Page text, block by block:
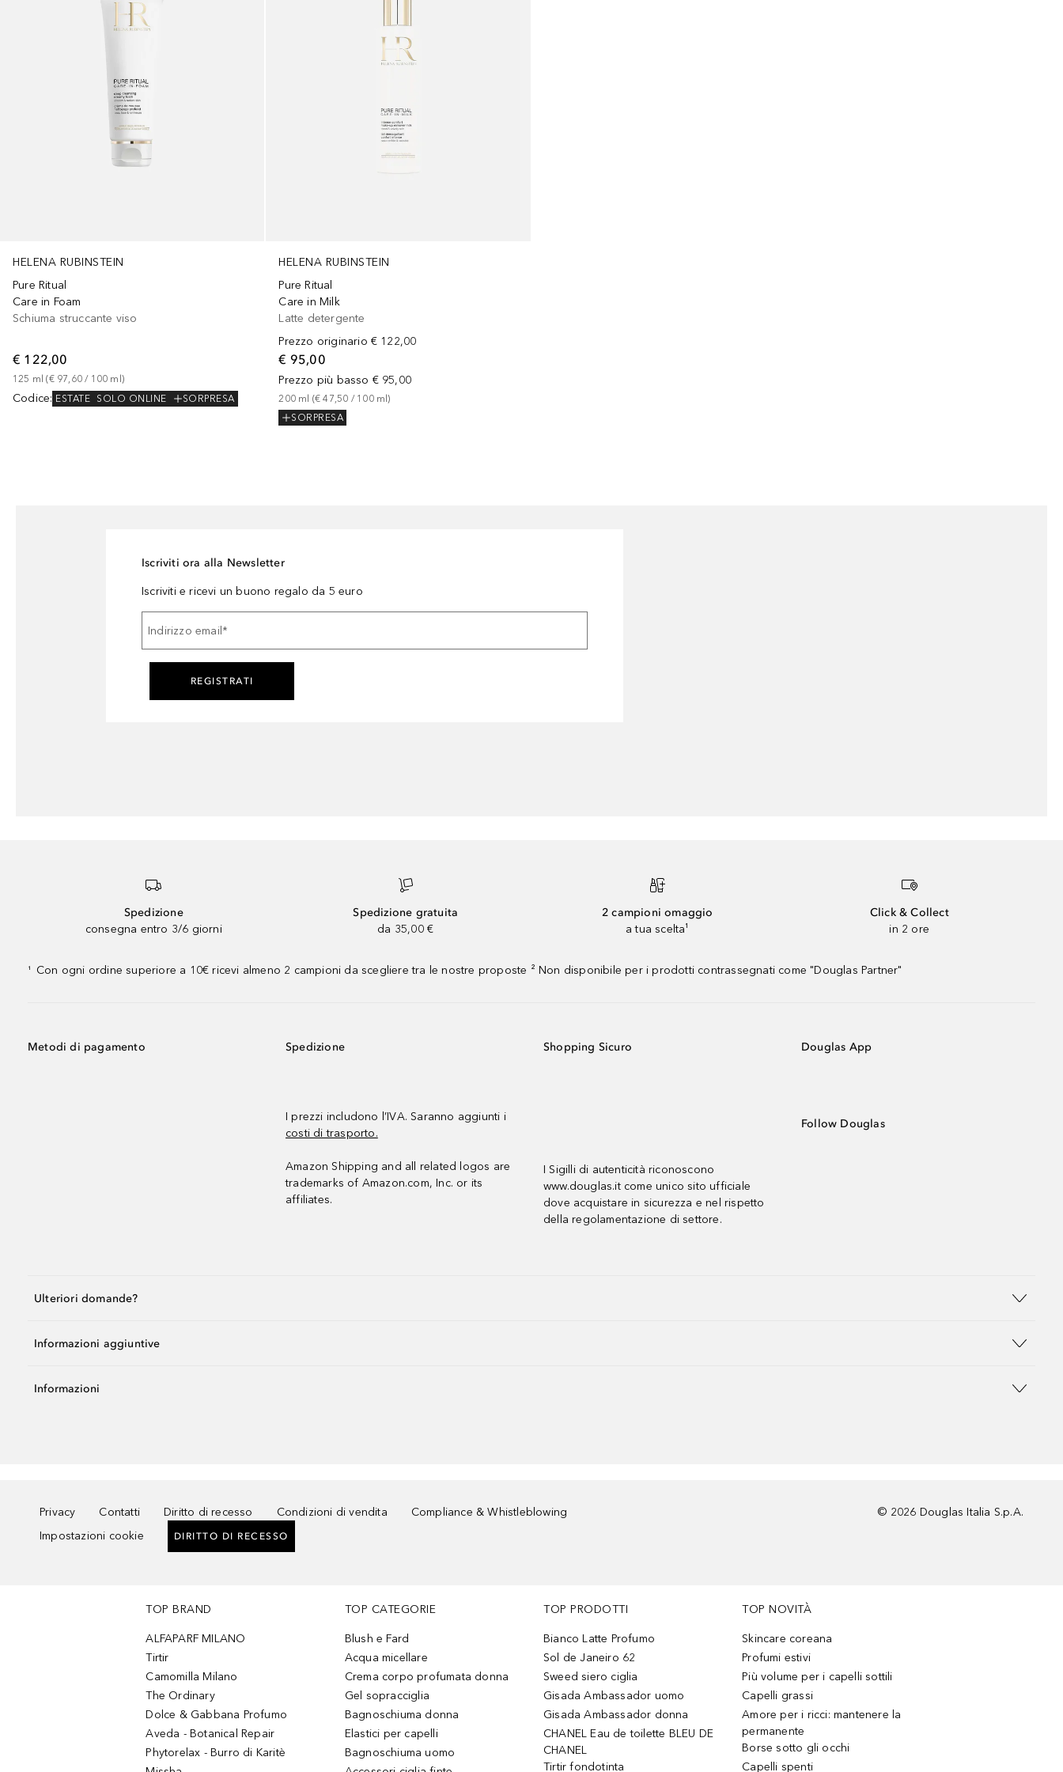
HELENA RUBINSTEIN
Pure Ritual
Care in Foam
Schiuma struccante viso
€ 122,00
125 ml (€ 97,60 / 100 ml )
Codice: ESTATE SOLO ONLINE SORPRESA
HELENA RUBINSTEIN
Pure Ritual
Care in Milk
Latte detergente
Prezzo originario € 122,00
€ 95,00
Prezzo più basso € 95,00
200 ml (€ 47,50 / 100 ml)
SORPRESA
Iscriviti ora alla Newsletter
Iscriviti e ricevi un buono regalo da 5 euro
Indirizzo email *
REGISTRATI
Spedizione
consegna entro 3/6 giorni
Spedizione gratuita
da 35,00 €
2 campioni omaggio
a tua scelta¹
Click & Collect
in 2 ore
¹ Con ogni ordine superiore a 10€ ricevi almeno 2 campioni da scegliere tra le nostre proposte ² Non disponibile per i prodotti contrassegnati come "Douglas Partner"
Metodi di pagamento Spedizione
I prezzi includono l’IVA. Saranno aggiunti i
costi di trasporto.
Amazon Shipping and all related logos are
trademarks of Amazon.com, Inc. or its
affiliates.
Shopping Sicuro
I Sigilli di autenticità riconoscono
www.douglas.it come unico sito ufficiale
dove acquistare in sicurezza e nel rispetto
della regolamentazione di settore.
Douglas App
Follow Douglas
Ulteriori domande?
Informazioni aggiuntive
Informazioni
Privacy Contatti Diritto di recesso Condizioni di vendita
Compliance & Whistleblowing
Impostazioni cookie
DIRITTO DI RECESSO
© 2026 Douglas Italia S.p.A.
TOP BRAND
ALFAPARF MILANO
Tirtir
Camomilla Milano
The Ordinary
Dolce & Gabbana Profumo
Aveda - Botanical Repair
Phytorelax - Burro di Karitè
TOP CATEGORIE
Blush e Fard
Acqua micellare
Crema corpo profumata donna
Gel sopracciglia
Bagnoschiuma donna
Elastici per capelli
Bagnoschiuma uomo
TOP PRODOTTI
Bianco Latte Profumo
Sol de Janeiro 62
Sweed siero ciglia
Gisada Ambassador uomo
Gisada Ambassador donna
CHANEL Eau de toilette BLEU DE
CHANEL
Tirtir fondotinta
TOP NOVITÀ
Skincare coreana
Profumi estivi
Più volume per i capelli sottili
Capelli grassi
Amore per i ricci: mantenere la
permanente
Borse sotto gli occhi
Capelli spenti